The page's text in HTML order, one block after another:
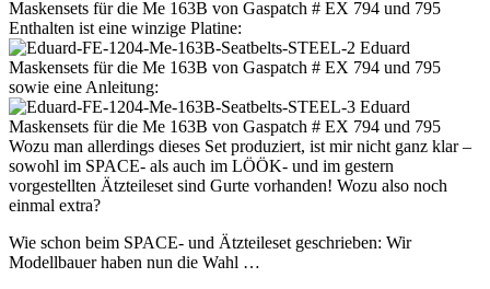
Enthalten ist eine winzige Platine:
sowie eine Anleitung:
Wozu man allerdings dieses Set produziert, ist mir nicht ganz klar –
sowohl im SPACE- als auch im LÖÖK- und im gestern
vorgestellten Ätzteileset sind Gurte vorhanden! Wozu also noch
einmal extra?
Wie schon beim SPACE- und Ätzteileset geschrieben: Wir
Modellbauer haben nun die Wahl …